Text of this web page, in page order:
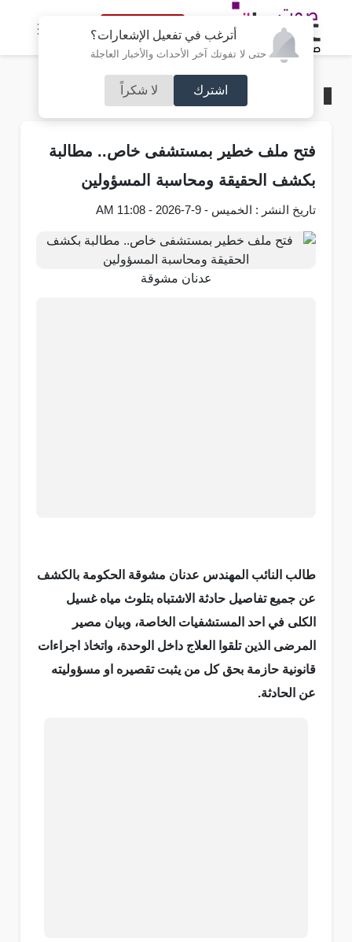
أترغب في تفعيل الإشعارات؟
حتى لا تفوتك آخر الأحداث والأخبار العاجلة
اشترك لا شكراً
النسخة الكاملة
محليات
فتح ملف خطير بمستشفى خاص.. مطالبة
بكشف الحقيقة ومحاسبة المسؤولين
تاريخ النشر : الخميس - 9-7-2026 - 11:08 AM
عدنان مشوقة
طالب النائب المهندس عدنان مشوقة الحكومة بالكشف
عن جميع تفاصيل حادثة الاشتباه بتلوث مياه غسيل
الكلى في احد المستشفيات الخاصة، وبيان مصير
المرضى الذين تلقوا العلاج داخل الوحدة، واتخاذ اجراءات
قانونية حازمة بحق كل من يثبت تقصيره او مسؤوليته
عن الحادثة.